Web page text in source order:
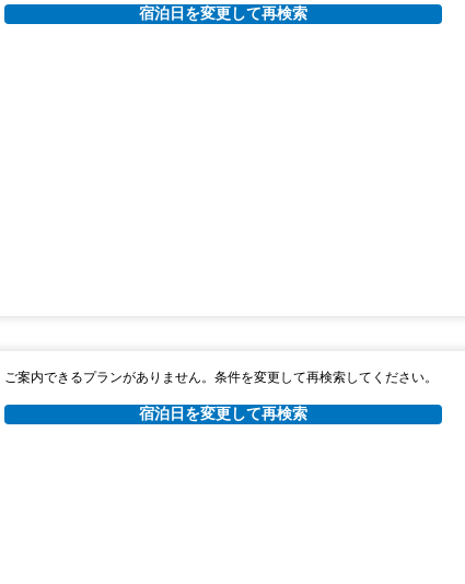
宿泊日を変更して再検索
ご案内できるプランがありません。条件を変更して再検索してください。
宿泊日を変更して再検索